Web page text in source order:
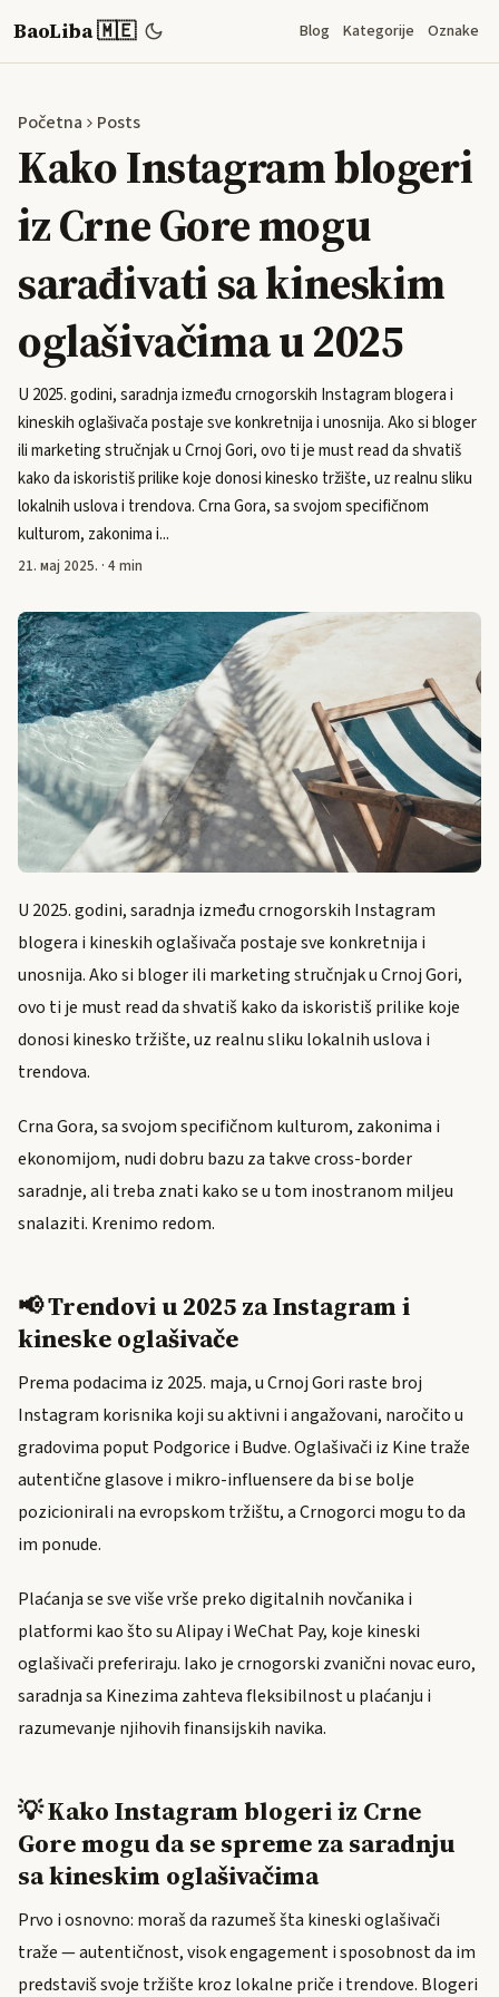
BaoLiba 🇲🇪 Blog Kategorije Oznake
Početna Posts
Kako Instagram blogeri
iz Crne Gore mogu
sarađivati sa kineskim
oglašivačima u 2025
U 2025. godini, saradnja između crnogorskih Instagram blogera i
kineskih oglašivača postaje sve konkretnija i unosnija. Ako si bloger
ili marketing stručnjak u Crnoj Gori, ovo ti je must read da shvatiš
kako da iskoristiš prilike koje donosi kinesko tržište, uz realnu sliku
lokalnih uslova i trendova. Crna Gora, sa svojom specifičnom
kulturom, zakonima i...
21. мај 2025. · 4 min
U 2025. godini, saradnja između crnogorskih Instagram
blogera i kineskih oglašivača postaje sve konkretnija i
unosnija. Ako si bloger ili marketing stručnjak u Crnoj Gori,
ovo ti je must read da shvatiš kako da iskoristiš prilike koje
donosi kinesko tržište, uz realnu sliku lokalnih uslova i
trendova.
Crna Gora, sa svojom specifičnom kulturom, zakonima i
ekonomijom, nudi dobru bazu za takve cross-border
saradnje, ali treba znati kako se u tom inostranom miljeu
snalaziti. Krenimo redom.
📢 Trendovi u 2025 za Instagram i
kineske oglašivače
Prema podacima iz 2025. maja, u Crnoj Gori raste broj
Instagram korisnika koji su aktivni i angažovani, naročito u
gradovima poput Podgorice i Budve. Oglašivači iz Kine traže
autentične glasove i mikro-influensere da bi se bolje
pozicionirali na evropskom tržištu, a Crnogorci mogu to da
im ponude.
Plaćanja se sve više vrše preko digitalnih novčanika i
platformi kao što su Alipay i WeChat Pay, koje kineski
oglašivači preferiraju. Iako je crnogorski zvanični novac euro,
saradnja sa Kinezima zahteva fleksibilnost u plaćanju i
razumevanje njihovih finansijskih navika.
💡 Kako Instagram blogeri iz Crne
Gore mogu da se spreme za saradnju
sa kineskim oglašivačima
Prvo i osnovno: moraš da razumeš šta kineski oglašivači
traže — autentičnost, visok engagement i sposobnost da im
predstaviš svoje tržište kroz lokalne priče i trendove. Blogeri